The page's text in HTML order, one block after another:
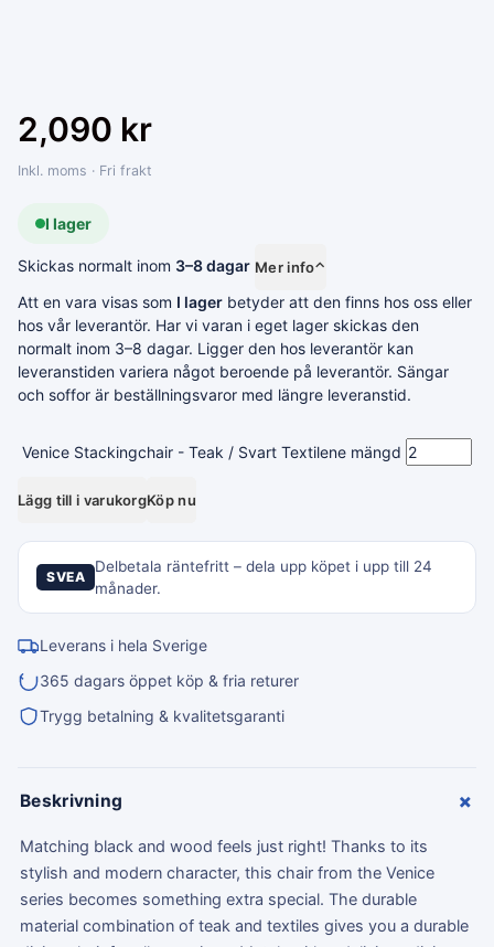
2,090 kr
Inkl. moms · Fri frakt
I lager
Skickas normalt inom 3–8 dagar Mer info⌃
Att en vara visas som I lager betyder att den finns hos oss eller
hos vår leverantör. Har vi varan i eget lager skickas den
normalt inom 3–8 dagar. Ligger den hos leverantör kan
leveranstiden variera något beroende på leverantör. Sängar
och soffor är beställningsvaror med längre leveranstid.
Venice Stackingchair - Teak / Svart Textilene mängd
Lägg till i varukorgKöp nu
SVEA
Delbetala räntefritt – dela upp köpet i upp till 24
månader.
Leverans i hela Sverige
365 dagars öppet köp & fria returer
Trygg betalning & kvalitetsgaranti
Beskrivning +
Matching black and wood feels just right! Thanks to its
stylish and modern character, this chair from the Venice
series becomes something extra special. The durable
material combination of teak and textiles gives you a durable